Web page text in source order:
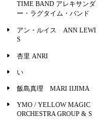
TIME BAND アレキサンダ
ー・ラグタイム・バンド
アン・ルイス ANN LEWI
S
杏里 ANRI
い
飯島真理 MARI IIJIMA
YMO / YELLOW MAGIC
ORCHESTRA GROUP & S